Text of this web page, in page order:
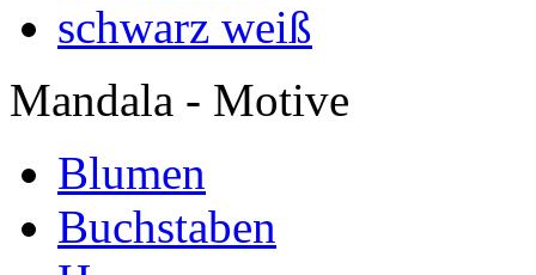
schwarz weiß
Mandala - Motive
Blumen
Buchstaben